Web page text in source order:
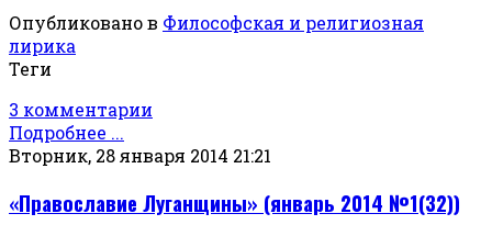
Опубликовано в Философская и религиозная
лирика
Теги
3 комментарии
Подробнее ...
Вторник, 28 января 2014 21:21
«Православие Луганщины» (январь 2014 №1(32))